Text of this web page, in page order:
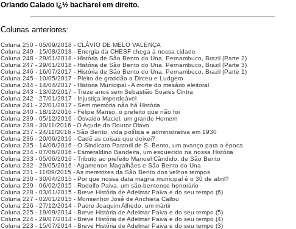
Orlando Calado ï¿½ bacharel em direito.
Colunas anteriores:
Coluna 250 - 05/09/2018 - CLÁVIO DE MELO VALENÇA
Coluna 249 - 15/08/2018 - Energia da CHESF chega à nossa cidade
Coluna 248 - 29/01/2018 - História de São Bento do Una, Pernambuco, Brazil (Parte 2)
Coluna 247 - 29/01/2018 - História de São Bento do Una, Pernambuco, Brazil (Parte 3)
Coluna 246 - 16/07/2017 - História de São Bento do Una, Pernambuco, Brazil (Parte 1)
Coluna 245 - 10/05/2017 - Pleito de gratidão a Dirceu e Ludgero
Coluna 244 - 14/04/2017 - Historia Municipal - A morte do mesário eleitoral
Coluna 243 - 13/02/2017 - Treze anos sem Sebastião Soares Cintra
Coluna 242 - 27/01/2017 - Injustiça imperdoável
Coluna 241 - 22/01/2017 - Sem memória não há História
Coluna 240 - 18/12/2016 - Felipe Manso, o prefeito que não foi
Coluna 239 - 05/12/2016 - Osvaldo Maciel, um grande Homem
Coluna 238 - 30/11/2016 - O Açude do Doutor Olavo
Coluna 237 - 24/11/2016 - São Bento, vida política e administrativa em 1930
Coluna 236 - 20/06/2016 - Cadê as coisas que deixei?
Coluna 235 - 14/06/2016 - O Sindicato Pastoril de S. Bento, um avanço para a época
Coluna 234 - 07/06/2016 - Esmeraldino Bandeira, um esquecido na nossa História
Coluna 233 - 05/06/2016 - Tributo ao prefeito Manoel Cândido, de São Bento
Coluna 232 - 29/05/2016 - Agamenon Magalhães e São Bento do Una
Coluna 231 - 11/09/2015 - As meretrizes da São Bento dos velhos tempos
Coluna 230 - 30/04/2015 - Por que nossa data magna municipal é o 30 de abril?
Coluna 229 - 06/02/2015 - Rodolfo Paiva, um são-bentense honorário
Coluna 228 - 03/01/2015 - Breve História de Adelmar Paiva e do seu tempo (6)
Coluna 227 - 02/01/2015 - Monsenhor José de Anchieta Callou
Coluna 226 - 27/12/2014 - Padre Joaquim Alfredo, um mártir
Coluna 225 - 19/09/2014 - Breve História de Adelmar Paiva e do seu tempo (5)
Coluna 224 - 29/07/2014 - Breve História de Adelmar Paiva e do seu tempo (4)
Coluna 223 - 15/07/2014 - Breve História de Adelmar Paiva e do seu tempo (3)